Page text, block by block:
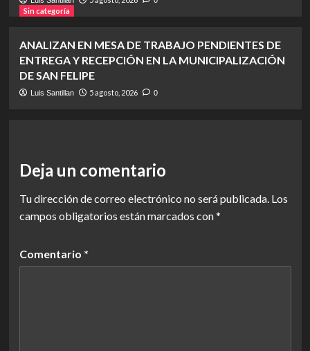
Sin categoría
ANALIZAN EN MESA DE TRABAJO PENDIENTES DE
ENTREGA Y RECEPCIÓN EN LA MUNICIPALIZACIÓN
DE SAN FELIPE
Luis Santillan 5 agosto, 2026 0
Deja un comentario
Tu dirección de correo electrónico no será publicada. Los
campos obligatorios están marcados con*
Comentario *